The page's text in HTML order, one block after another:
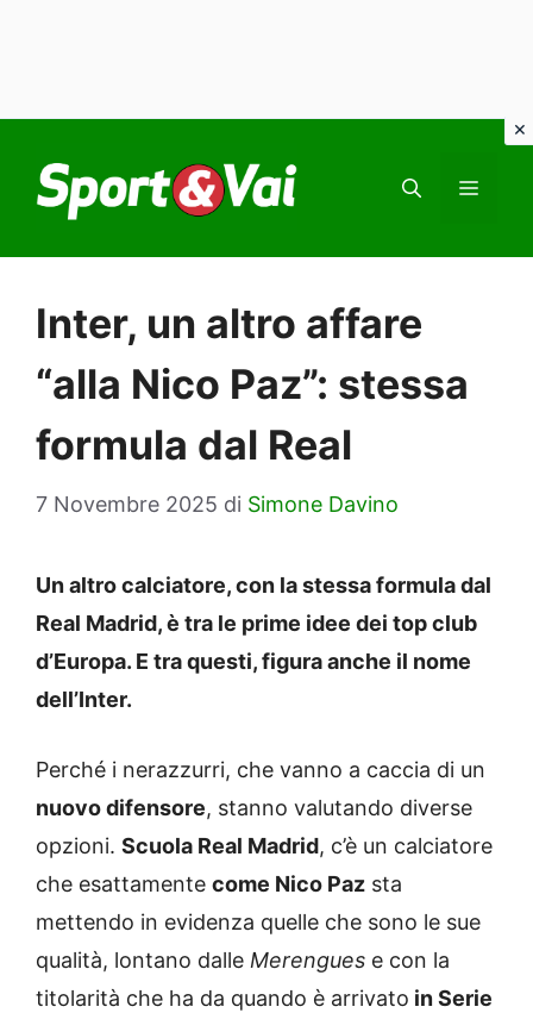
contenuto
Inter, un altro affare
“alla Nico Paz”: stessa
formula dal Real
7 Novembre 2025 di Simone Davino
Un altro calciatore, con la stessa formula dal
Real Madrid, è tra le prime idee dei top club
d’Europa. E tra questi, figura anche il nome
dell’Inter.
Perché i nerazzurri, che vanno a caccia di un
nuovo difensore, stanno valutando diverse
opzioni. Scuola Real Madrid, c’è un calciatore
che esattamente come Nico Paz sta
mettendo in evidenza quelle che sono le sue
qualità, lontano dalle Merengues e con la
titolarità che ha da quando è arrivato in Serie